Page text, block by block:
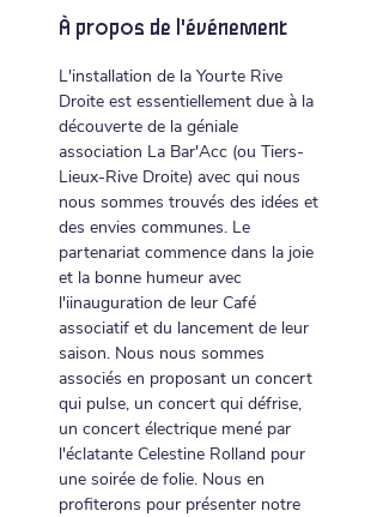
À propos de l'événement
L'installation de la Yourte Rive
Droite est essentiellement due à la
découverte de la géniale
association La Bar'Acc (ou Tiers-
Lieux-Rive Droite) avec qui nous
nous sommes trouvés des idées et
des envies communes. Le
partenariat commence dans la joie
et la bonne humeur avec
l'iinauguration de leur Café
associatif et du lancement de leur
saison. Nous nous sommes
associés en proposant un concert
qui pulse, un concert qui défrise,
un concert électrique mené par
l'éclatante Celestine Rolland pour
une soirée de folie. Nous en
profiterons pour présenter notre